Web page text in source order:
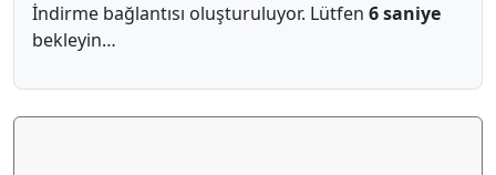
İndirme bağlantısı oluşturuluyor. Lütfen 6 saniye
bekleyin…